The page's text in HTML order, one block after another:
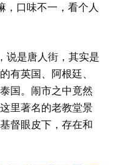
，口味不一，看个人
说是唐人街，其实是
有英国、阿根廷、
国。闹市之中竟然
里著名的老教堂景
督眼皮下，存在和